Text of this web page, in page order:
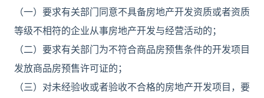
（一）要求有关部门同意不具备房地产开发资质或者资质
等级不相符的企业从事房地产开发与经营活动的；
（二）要求有关部门为不符合商品房预售条件的开发项目
发放商品房预售许可证的；
（三）对未经验收或者验收不合格的房地产开发项目，要